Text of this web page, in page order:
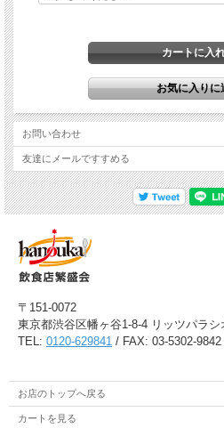
お問い合わせ
友達にメールですすめる
〒151-0072
東京都渋谷区幡ヶ谷1-8-4 リッツパラシ
TEL: 0120-629841 / FAX: 03-5302-9842
お店のトップへ戻る
カートを見る